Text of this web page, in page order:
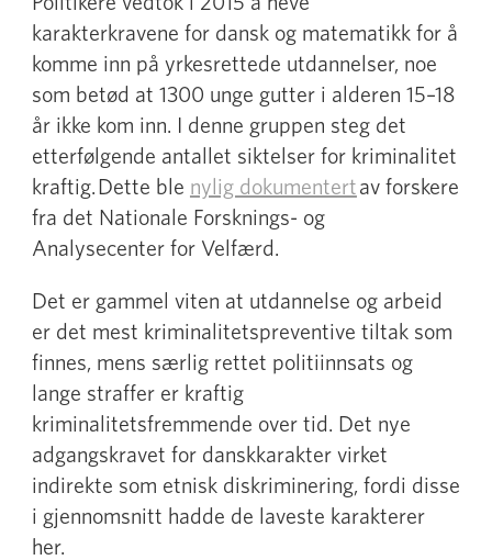
karakterkravene for dansk og matematikk for å
komme inn på yrkesrettede utdannelser, noe
som betød at 1300 unge gutter i alderen 15–18
år ikke kom inn. I denne gruppen steg det
etterfølgende antallet siktelser for kriminalitet
kraftig. Dette ble nylig dokumentertav forskere
fra det Nationale Forsknings- og
Analysecenter for Velfærd.
Det er gammel viten at utdannelse og arbeid
er det mest kriminalitetspreventive tiltak som
finnes, mens særlig rettet politiinnsats og
lange straffer er kraftig
kriminalitetsfremmende over tid. Det nye
adgangskravet for danskkarakter virket
indirekte som etnisk diskriminering, fordi disse
i gjennomsnitt hadde de laveste karakterer
her.